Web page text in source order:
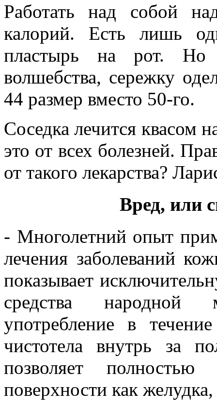
Работать над собой
калорий. Есть лишь
пластырь на рот. Но
волшебства, сережку
44 размер вместо 50-го.
Соседка лечится квасом
это от всех болезней.
от такого лекарства?
Вред, или
- Многолетний опыт
лечения заболеваний
показывает
средства народной
употребление в
чистотела внутрь за
позволяет полностью
поверхности как